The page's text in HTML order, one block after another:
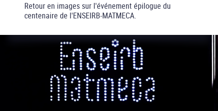
Retour en images sur l'événement épilogue du
centenaire de l'ENSEIRB-MATMECA.